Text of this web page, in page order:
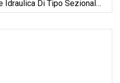
Idraulica Di Tipo Sezionale